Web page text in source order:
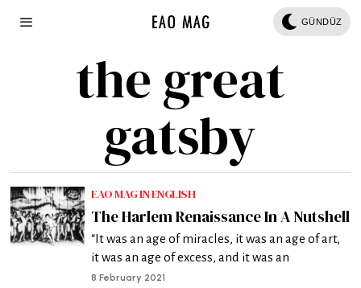
GÜNDÜZ
the great
gatsby
EAO MAG IN ENGLISH
The Harlem Renaissance In A Nutshell
“It was an age of miracles, it was an age of art,
it was an age of excess, and it was an
8 February 2021